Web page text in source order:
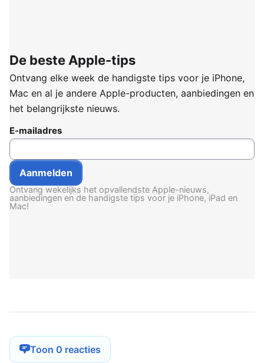
De beste Apple-tips
Ontvang elke week de handigste tips voor je iPhone,
Mac en al je andere Apple-producten, aanbiedingen en
het belangrijkste nieuws.
E-mailadres
Ontvang wekelijks het opvallendste Apple-nieuws,
aanbiedingen en de handigste tips voor je iPhone, iPad en
Mac!
Toon 0 reacties